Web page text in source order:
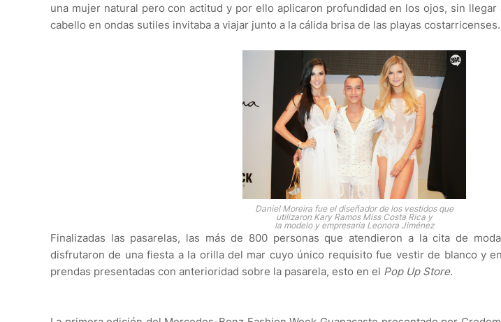
una mujer natural pero con actitud y por ello aplicaron profundidad en los ojos, sin
cabello en ondas sutiles invitaba a viajar junto a la cálida brisa de las playas costarricenses.
Daniel Moreira fue el diseñador de los vestidos que
utilizaron Kary Ramos Miss Costa Rica y
la modelo y empresaria Leonora Jiménez
Finalizadas las pasarelas, las más de 800 personas que atendieron a la cita de
disfrutaron de una fiesta a la orilla del mar cuyo único requisito fue vestir de blanco y
prendas presentadas con anterioridad sobre la pasarela, esto en el Pop Up Store.